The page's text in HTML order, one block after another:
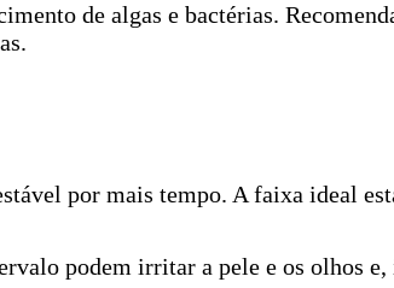
de algas e bactérias.
por mais tempo. A faixa ideal
podem irritar a pele e os olhos